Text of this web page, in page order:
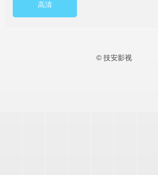
高清
© 技安影视